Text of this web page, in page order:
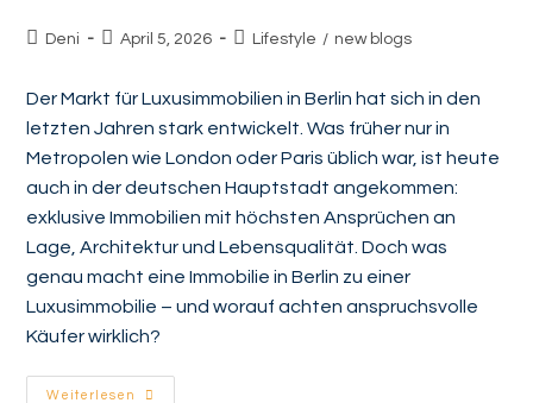
Deni April 5, 2026 Lifestyle / new blogs
Der Markt für Luxusimmobilien in Berlin hat sich in den
letzten Jahren stark entwickelt. Was früher nur in
Metropolen wie London oder Paris üblich war, ist heute
auch in der deutschen Hauptstadt angekommen:
exklusive Immobilien mit höchsten Ansprüchen an
Lage, Architektur und Lebensqualität. Doch was
genau macht eine Immobilie in Berlin zu einer
Luxusimmobilie – und worauf achten anspruchsvolle
Käufer wirklich?
Weiterlesen